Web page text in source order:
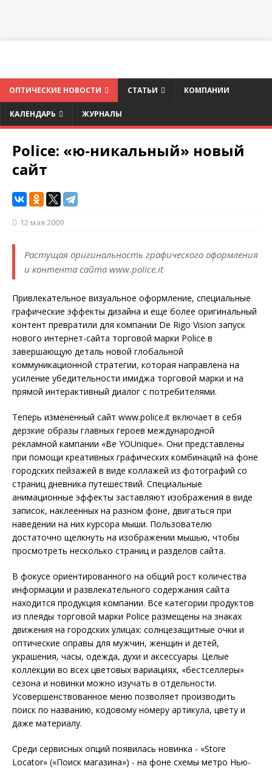
ОПТИЧЕСКИЕ НОВОСТИ СТАТЬИ КОМПАНИИ
КАЛЕНДАРЬ ЖУРНАЛЫ
Police: «ю-никальный» новый
сайт
12 мая 2009
Растущая оригинальность графического оформления
и контента сайта www.police.it
Привлекательное визуальное оформление, специальные
графические эффекты дизайна и еще более оригинальный
контент превратили для компании De Rigo Vision запуск
нового интернет-сайта торговой марки Police в
завершающую деталь новой глобальной
коммуникационной стратегии, которая направлена на
усиление убедительности имиджа торговой марки и на
прямой интерактивный диалог с потребителями.
Теперь измененный сайт www.police.it включает в себя
дерзкие образы главных героев международной
рекламной кампании «Be YOUnique». Они представлены
при помощи креативных графических комбинаций на фоне
городских пейзажей в виде коллажей из фотографий со
страниц дневника путешествий. Специальные
анимационные эффекты заставляют изображения в виде
записок, наклеенных на разном фоне, двигаться при
наведении на них курсора мыши. Пользователю
достаточно щелкнуть на изображении мышью, чтобы
просмотреть несколько страниц и разделов сайта.
В фокусе ориентированного на общий рост количества
информации и развлекательного содержания сайта
находится продукция компании. Все категории продуктов
из плеяды торговой марки Police размещены на знаках
движения на городских улицах: солнцезащитные очки и
оптические оправы для мужчин, женщин и детей,
украшения, часы, одежда, духи и аксессуары. Целые
коллекции во всех цветовых вариациях, «бестселлеры»
сезона и новинки можно изучать в отдельности.
Усовершенствованное меню позволяет производить
поиск по названию, кодовому номеру артикула, цвету и
даже материалу.
Среди сервисных опций появилась новинка - «Store
Locator» («Поиск магазина») - на фоне схемы метро Нью-